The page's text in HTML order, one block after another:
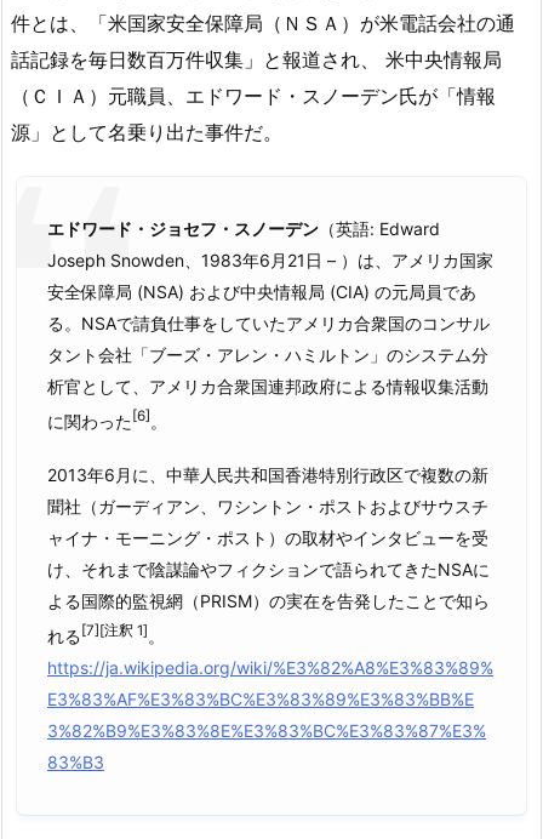
件とは、「米国家安全保障局（ＮＳＡ）が米電話会社の通
話記録を毎日数百万件収集」と報道され、 米中央情報局
（ＣＩＡ）元職員、エドワード・スノーデン氏が「情報
源」として名乗り出た事件だ。
エドワード・ジョセフ・スノーデン （英語: Edward
Joseph Snowden 、1983年6月21日 – ）は、アメリカ国家
安全保障局 (NSA) および中央情報局 (CIA) の元局員であ
る。NSAで請負仕事をしていたアメリカ合衆国のコンサル
タント会社「ブーズ・アレン・ハミルトン」のシステム分
析官として、アメリカ合衆国連邦政府による情報収集活動
に関わった [6] 。
2013年6月に、中華人民共和国香港特別行政区で複数の新
聞社（ガーディアン、ワシントン・ポストおよびサウスチ
ャイナ・モーニング・ポスト）の取材やインタビューを受
け、それまで陰謀論やフィクションで語られてきたNSAに
よる国際的監視網（PRISM）の実在を告発したことで知ら
れる [7] [注釈 1] 。
https://ja.wikipedia.org/wiki/%E3%82%A8%E3%83%89%
E3%83%AF%E3%83%BC%E3%83%89%E3%83%BB%E
3%82%B9%E3%83%8E%E3%83%BC%E3%83%87%E3%
83%B3